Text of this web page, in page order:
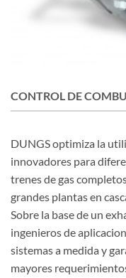
CONTROL DE
DUNGS optimiza la
innovadores para
trenes de gas
grandes plantas en
Sobre la base de un
ingenieros de
sistemas a medida y
mayores